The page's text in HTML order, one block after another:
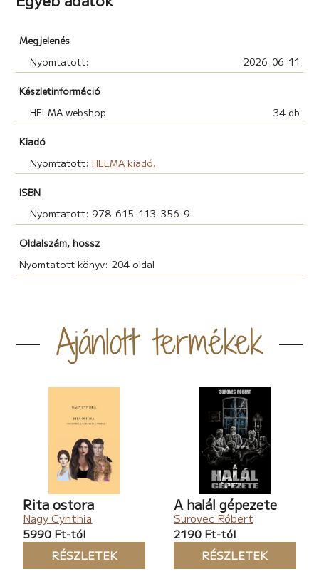
Megjelenés
Nyomtatott:
2026-06-11
Készletinformáció
HELMA webshop
34 db
Kiadó
Nyomtatott: HELMA kiadó.
ISBN
Nyomtatott: 978-615-113-356-9
Oldalszám, hossz
Nyomtatott könyv: 204 oldal
Ajánlott termékek
Rita ostora
Nagy Cynthia
5990 Ft-tól
RÉSZLETEK
A halál gépezete
Surovec Róbert
2190 Ft-tól
RÉSZLETEK